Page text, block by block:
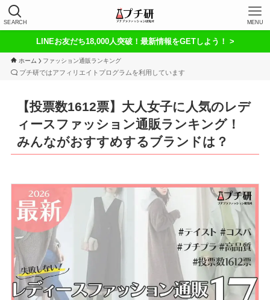
SEARCH MENU
LINEお友だち18,000人突破！最新情報をGETしよう！ >
ホーム ファッション通販ランキング
プチ研ではアフィリエイトプログラムを利用しています
【投票数1612票】大人女子に人気のレデ
ィースファッション通販ランキング！
みんながおすすめするブランドは？